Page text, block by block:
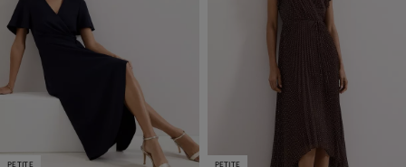
PETITE PETITE